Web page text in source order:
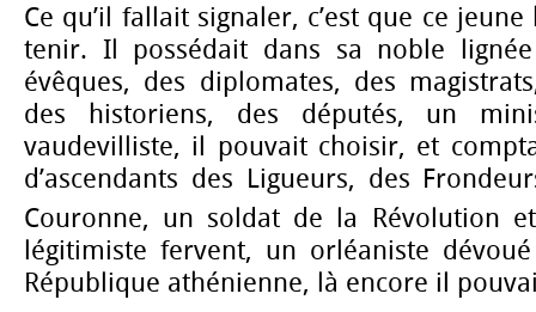
Ce qu’il fallait signaler, c’est que ce
tenir. Il possédait dans sa noble
évêques, des diplomates, des
des historiens, des députés, un
vaudevilliste, il pouvait choisir, et
d’ascendants des Ligueurs, des
Couronne, un soldat de la Révolution
légitimiste fervent, un orléaniste
République athénienne, là encore il